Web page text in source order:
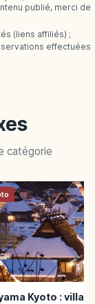
publié, merci de
(liens affiliés) ;
effectuées
catégorie
Kyoto :